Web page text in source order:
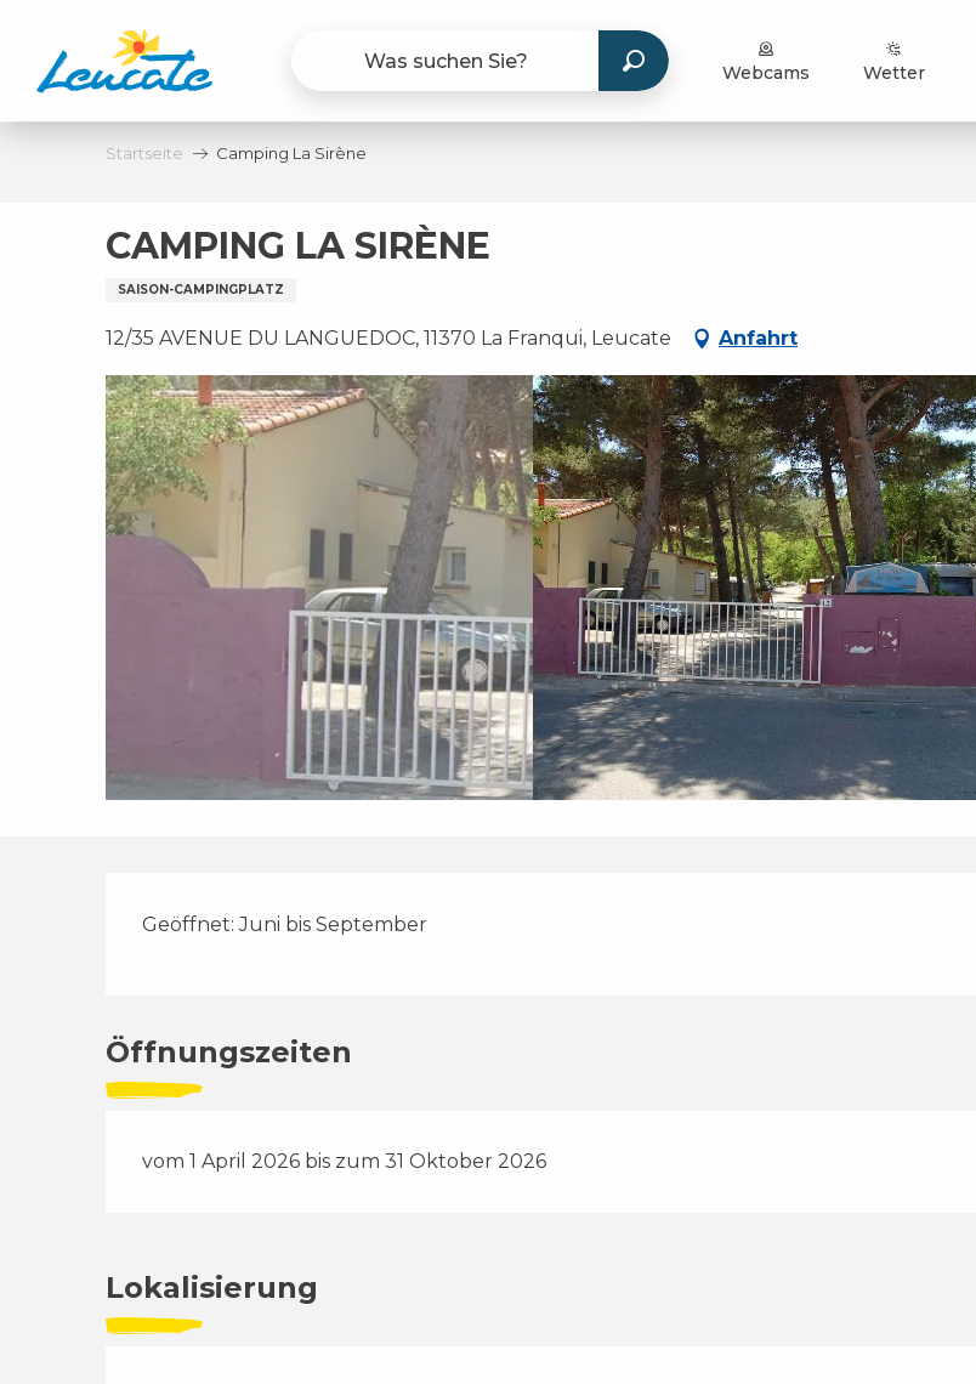
contenu
principal
Webcams Wetter
Startseite Camping La Sirène
CAMPING LA SIRÈNE
SAISON-CAMPINGPLATZ
12/35 AVENUE DU LANGUEDOC, 11370 La Franqui, Leucate Anfahrt
Beschreibung
Geöffnet: Juni bis September
Öffnungszeiten
vom 1 April 2026 bis zum 31 Oktober 2026
Lokalisierung